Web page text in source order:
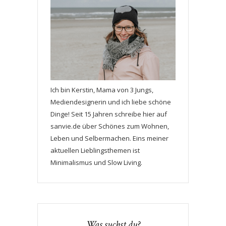
Ich bin Kerstin, Mama von 3 Jungs,
Mediendesignerin und ich liebe schöne
Dinge! Seit 15 Jahren schreibe hier auf
sanvie.de über Schönes zum Wohnen,
Leben und Selbermachen. Eins meiner
aktuellen Lieblingsthemen ist
Minimalismus und Slow Living.